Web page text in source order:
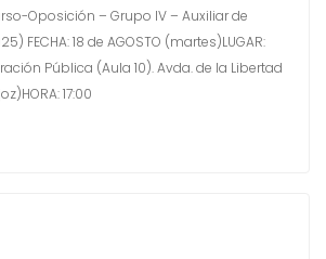
Oposición – Grupo IV – Auxiliar de
FECHA: 18 de AGOSTO (martes)LUGAR:
Pública (Aula 10). Avda. de la Libertad
17:00